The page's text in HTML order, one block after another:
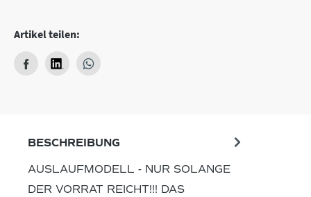
Artikel teilen:
BESCHREIBUNG
AUSLAUFMODELL - NUR SOLANGE
DER VORRAT REICHT!!! DAS